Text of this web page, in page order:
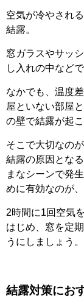
空気が冷やされ
結露。
窓ガラスやサッ
し入れの中など
なかでも、温度
屋といない部屋
の壁で結露が起
そこで大切なのが
結露の原因とな
まなシーンで発
めに有効なのが、
2時間に1回空気
はじめ、窓を定
うにしましょう。
結露対策にお